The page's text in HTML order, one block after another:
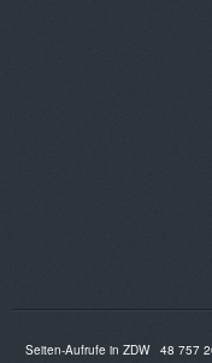
Seiten-Aufrufe in ZDW 48 757